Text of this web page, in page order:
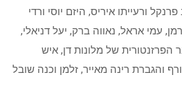
ורעייתו איריס, היזם יוסי ורדי
עמי אראל, נאווה ברק, יעל דניאלי,
הפרזנטורית של מלונות דן, איש
והגברת רינה מאייר, זלמן וכנה שובל